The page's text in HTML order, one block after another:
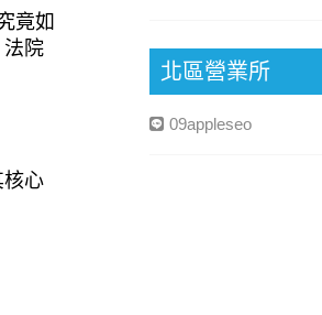
竟如
法院
核心
北區營業所
09appleseo